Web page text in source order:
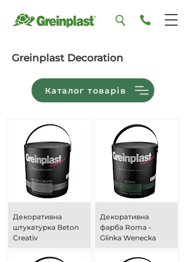
Greinplast Decoration
Каталог товарів
Декоративна
штукатурка Beton
Creativ
Декоративна
фарба Roma -
Glinka Wenecka